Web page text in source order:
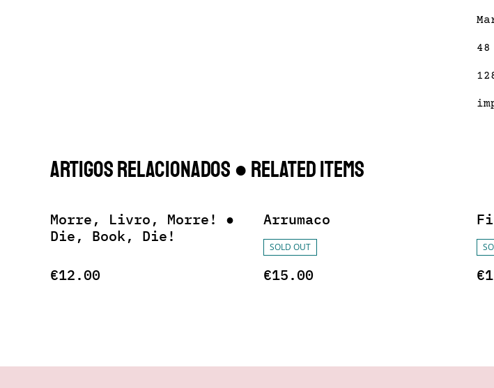
Artigos Relacionados ● Related items
Morre, Livro, Morre! ●
Die, Book, Die!
€12.00
Arrumaco
SOLD OUT
€15.00